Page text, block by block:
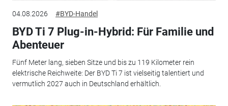
04.08.2026 #BYD-Handel
BYD Ti 7 Plug-in-Hybrid: Für Familie und
Abenteuer
Fünf Meter lang, sieben Sitze und bis zu 119 Kilometer rein
elektrische Reichweite: Der BYD Ti 7 ist vielseitig talentiert und
vermutlich 2027 auch in Deutschland erhältlich.